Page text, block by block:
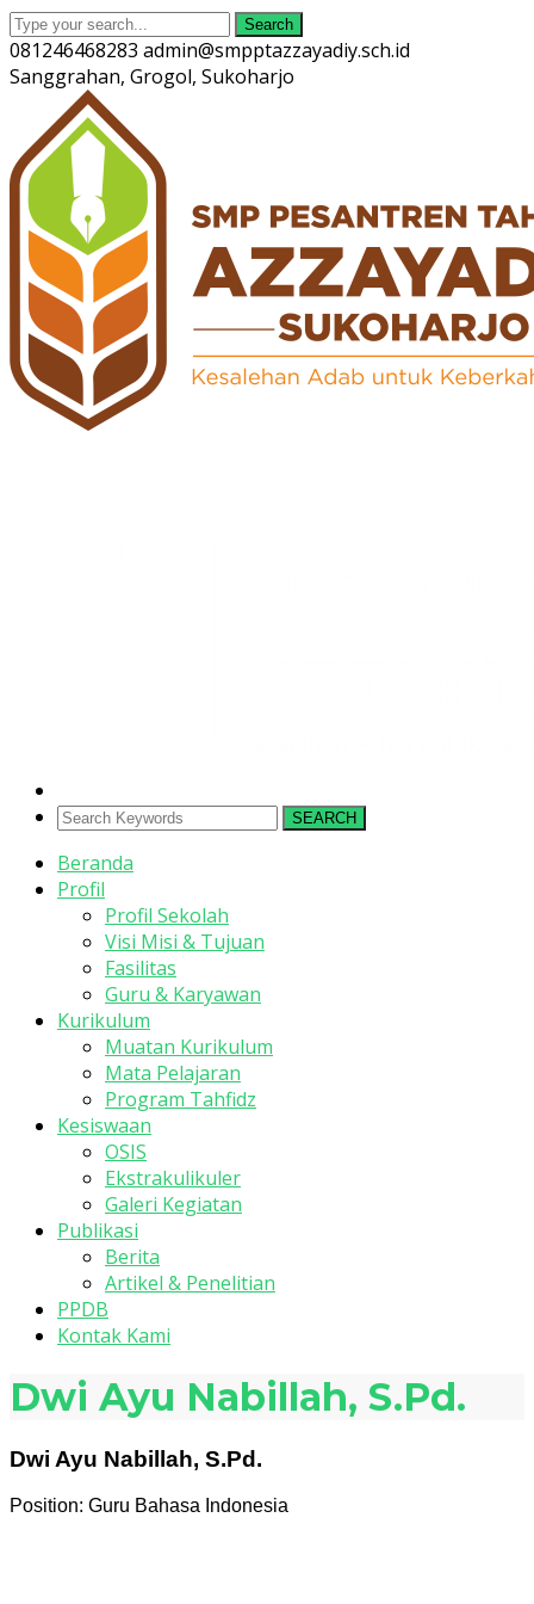
Search
081246468283 admin@smpptazzayadiy.sch.id
Sanggrahan, Grogol, Sukoharjo
Twitter
Profile
Facebook
Profile
Instagram
Profile
Youtube
Profile
SEARCH
Beranda
Profil
Profil Sekolah
Visi Misi & Tujuan
Fasilitas
Guru & Karyawan
Kurikulum
Muatan Kurikulum
Mata Pelajaran
Program Tahfidz
Kesiswaan
OSIS
Ekstrakulikuler
Galeri Kegiatan
Publikasi
Berita
Artikel & Penelitian
PPDB
Kontak Kami
Dwi Ayu Nabillah, S.Pd.
Dwi Ayu Nabillah, S.Pd.
Position: Guru Bahasa Indonesia